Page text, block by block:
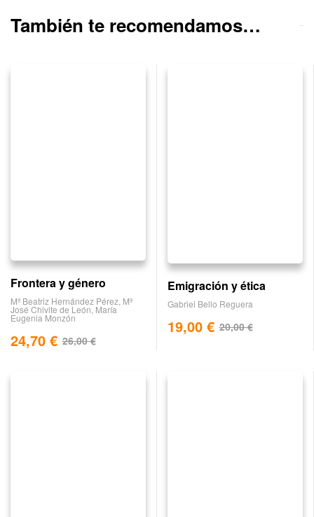
También te recomendamos…
Frontera y género
Mª Beatriz Hernández Pérez Mª
José Chivite de León María
Eugenia Monzón
26,00€
24,70 €
Emigración y ética
Gabriel Bello Reguera
20,00€
19,00 €